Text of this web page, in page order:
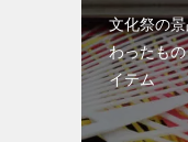
文化祭の
わったも
イテム